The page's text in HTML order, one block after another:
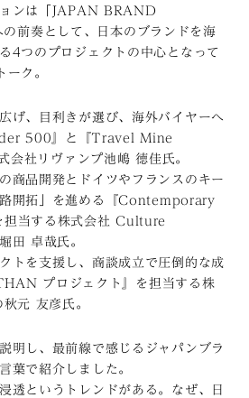
ンは「JAPAN BRAND
前奏として、日本のブランドを海
4つのプロジェクトの中心となって
ーク。
げ、目利きが選び、海外バイヤーへ
500』と『Travel Mine
会社リヴァンプ池嶋 徳佳氏。
商品開発とドイツやフランスのキー
開拓」を進める『Contemporary
当する株式会社 Culture
田 卓哉氏。
トを支援し、商談成立で圧倒的な成
プロジェクト』を担当する株
元 友彦氏。
明し、最前線で感じるジャパンブラ
葉で紹介しました。
透というトレンドがある。なぜ、日